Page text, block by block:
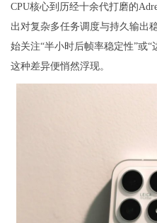
CPU核心到历经十余代打磨的
出对复杂多任务调度与持久输出
始关注“半小时后帧率稳定性”或“
这种差异便悄然浮现。